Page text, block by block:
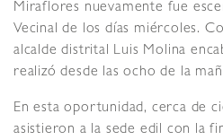
Miraflores nuevamente fue
Vecinal de los días miércoles.
alcalde distrital Luis Molina
realizó desde las ocho de la
En esta oportunidad, cerca de
asistieron a la sede edil con la